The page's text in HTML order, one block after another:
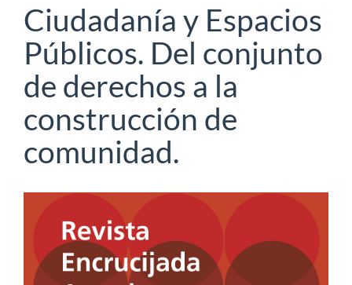
Ciudadanía y Espacios
Públicos. Del conjunto
de derechos a la
construcción de
comunidad.
Barra
lateral
del